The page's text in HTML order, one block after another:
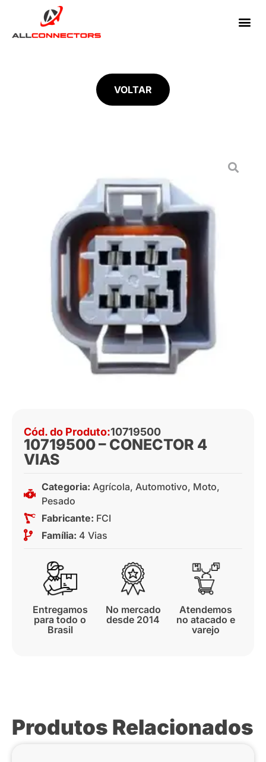
VOLTAR
Cód. do Produto:10719500
10719500 – CONECTOR 4
VIAS
Categoria: Agrícola, Automotivo, Moto,
Pesado
Fabricante: FCI
Família: 4 Vias
Entregamos
para todo o
Brasil
No mercado
desde 2014
Atendemos
no atacado e
varejo
Produtos Relacionados